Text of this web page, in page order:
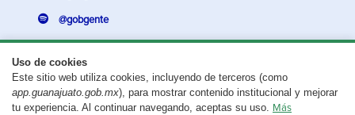
Uso de cookies
Este sitio web utiliza cookies, incluyendo de terceros (como
app.guanajuato.gob.mx), para mostrar contenido institucional y mejorar
tu experiencia. Al continuar navegando, aceptas su uso. Más
@gobgente
¿Existe algún problema con esta página?Repórtalo aquí.